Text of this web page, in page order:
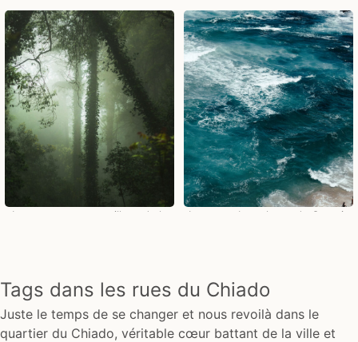
Les paysages merveilleux de la
Les superbes plages de Cascais
Tags dans les rues du Chiado
Juste le temps de se changer et nous revoilà dans le
quartier du Chiado, véritable cœur battant de la ville et